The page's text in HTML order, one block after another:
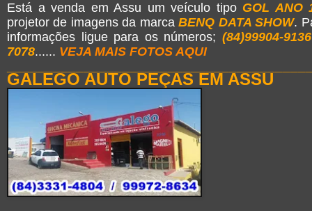
Está a venda em Assu um veículo tipo GOL ANO
projetor de imagens da marcaBENQ DATA SHOW.
informações ligue para os números; (84)99904-9136
7078...... VEJA MAIS FOTOS AQUI
GALEGO AUTO PEÇAS EM ASSU